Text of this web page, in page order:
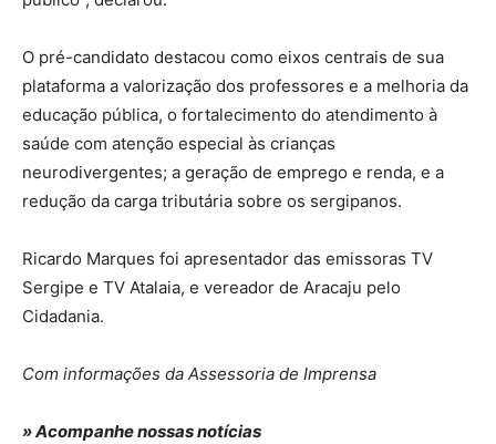
O pré-candidato destacou como eixos centrais de sua
plataforma a valorização dos professores e a melhoria da
educação pública, o fortalecimento do atendimento à
saúde com atenção especial às crianças
neurodivergentes; a geração de emprego e renda, e a
redução da carga tributária sobre os sergipanos.
Ricardo Marques foi apresentador das emissoras TV
Sergipe e TV Atalaia, e vereador de Aracaju pelo
Cidadania.
Com informações da Assessoria de Imprensa
» Acompanhe nossas notícias